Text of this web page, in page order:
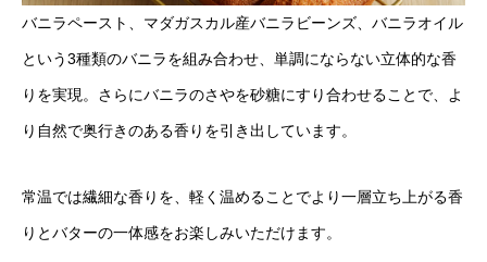
バニラペースト、マダガスカル産バニラビーンズ、バニラオイル
という3種類のバニラを組み合わせ、単調にならない立体的な香
りを実現。さらにバニラのさやを砂糖にすり合わせることで、よ
り自然で奥行きのある香りを引き出しています。
常温では繊細な香りを、軽く温めることでより一層立ち上がる香
りとバターの一体感をお楽しみいただけます。